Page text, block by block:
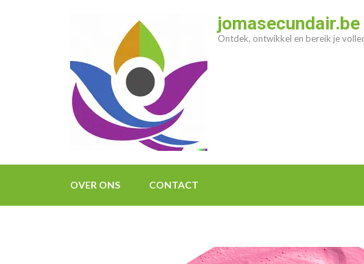
jomasecundair.be
Ontdek, ontwikkel en bereik je
OVER ONS CONTACT